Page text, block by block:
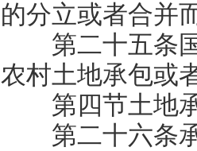
的分立或者合并
第二十五条
农村土地承包或
第四节土地承
第二十六条